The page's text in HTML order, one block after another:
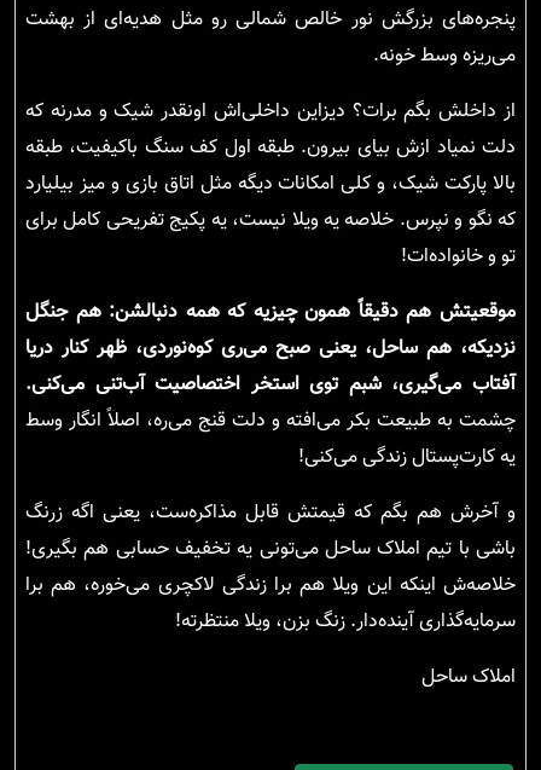
پنجره‌های بزرگش نور خالص شمالی رو مثل هدیه‌ای از بهشت
می‌ریزه وسط خونه.
از داخلش بگم برات؟ دیزاین داخلی‌اش اونقدر شیک و مدرنه که
دلت نمیاد ازش بیای بیرون. طبقه اول کف سنگ باکیفیت، طبقه
بالا پارکت شیک، و کلی امکانات دیگه مثل اتاق بازی و میز بیلیارد
که نگو و نپرس. خلاصه یه ویلا نیست، یه پکیج تفریحی کامل برای
تو و خانواده‌ات!
موقعیتش هم دقیقاً همون چیزیه که همه دنبالشن: هم جنگل
نزدیکه، هم ساحل، یعنی صبح می‌ری کوه‌نوردی، ظهر کنار دریا
آفتاب می‌گیری، شبم توی استخر اختصاصیت آب‌تنی می‌کنی.
چشمت به طبیعت بکر می‌افته و دلت قنج می‌ره، اصلاً انگار وسط
یه کارت‌پستال زندگی می‌کنی!
و آخرش هم بگم که قیمتش قابل مذاکره‌ست، یعنی اگه زرنگ
باشی با تیم املاک ساحل می‌تونی یه تخفیف حسابی هم بگیری!
خلاصه‌ش اینکه این ویلا هم برا زندگی لاکچری می‌خوره، هم برا
سرمایه‌گذاری آینده‌دار. زنگ بزن، ویلا منتظرته!
املاک ساحل